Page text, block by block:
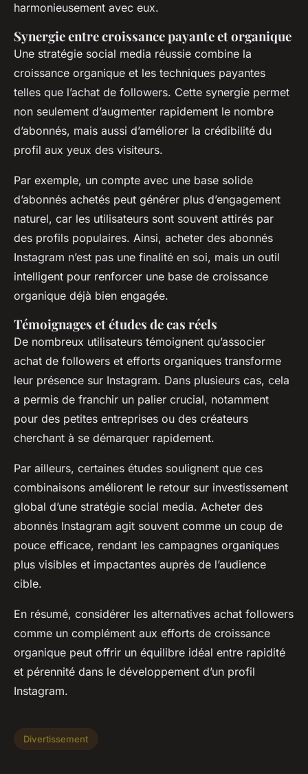
harmonieusement avec eux.
Synergie entre croissance payante et organique
Une stratégie social media réussie combine la
croissance organique et les techniques payantes
telles que l’achat de followers. Cette synergie permet
non seulement d’augmenter rapidement le nombre
d’abonnés, mais aussi d’améliorer la crédibilité du
profil aux yeux des visiteurs.
Par exemple, un compte avec une base solide
d’abonnés achetés peut générer plus d’engagement
naturel, car les utilisateurs sont souvent attirés par
des profils populaires. Ainsi, acheter des abonnés
Instagram n’est pas une finalité en soi, mais un outil
intelligent pour renforcer une base de croissance
organique déjà bien engagée.
Témoignages et études de cas réels
De nombreux utilisateurs témoignent qu’associer
achat de followers et efforts organiques transforme
leur présence sur Instagram. Dans plusieurs cas, cela
a permis de franchir un palier crucial, notamment
pour des petites entreprises ou des créateurs
cherchant à se démarquer rapidement.
Par ailleurs, certaines études soulignent que ces
combinaisons améliorent le retour sur investissement
global d’une stratégie social media. Acheter des
abonnés Instagram agit souvent comme un coup de
pouce efficace, rendant les campagnes organiques
plus visibles et impactantes auprès de l’audience
cible.
En résumé, considérer les alternatives achat followers
comme un complément aux efforts de croissance
organique peut offrir un équilibre idéal entre rapidité
et pérennité dans le développement d’un profil
Instagram.
Divertissement